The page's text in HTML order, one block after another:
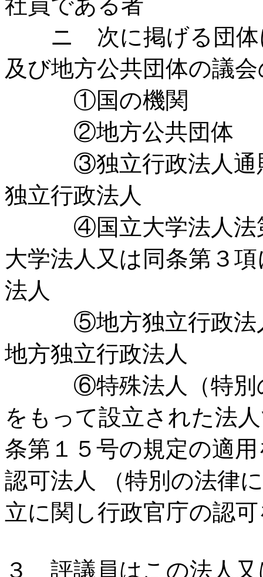
社員である者
ニ 次に掲げる団体
及び地方公共団体の議
①国の機関
②地方公共団体
③独立行政法人通則
独立行政法人
④国立大学法人法第
大学法人又は同条第３
法人
⑤地方独立行政法人
地方独立行政法人
⑥特殊法人（特別の
をもって設立された法
条第１５号の規定の適
認可法人 （特別の法律
立に関し行政官庁の認
３ 評議員はこの法人又